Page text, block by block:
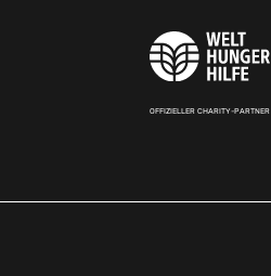
OFFIZIELLER CHARITY-PARTNER